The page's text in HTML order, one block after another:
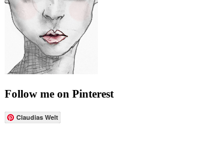
Follow me on Pinterest
Claudias Welt